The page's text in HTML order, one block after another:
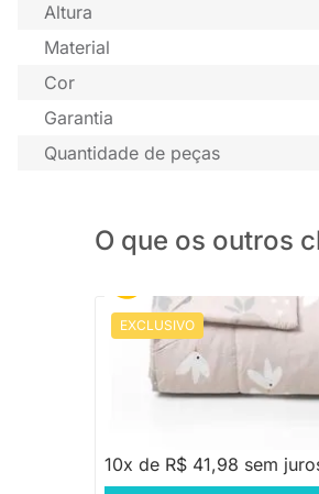
Altura
Material
Cor
Garantia
Quantidade de peças
O que os outros
EXCLUSIVO PRONTA ENTREGA
Edredom Solteiro Dupla Face
Pássaros Rosa
10x de R$ 41,98 sem